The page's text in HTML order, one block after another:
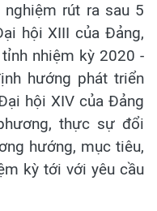
nghiệm rút ra sau 5
hội XIII của Đảng,
nhiệm kỳ 2020 -
hướng phát triển
hội XIV của Đảng
thực sự đổi
hướng, mục tiêu,
kỳ tới với yêu cầu